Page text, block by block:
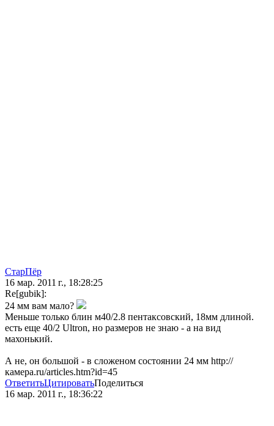
СтарПёр
16 мар. 2011 г., 18:28:25
Re[gubik]:
24 мм вам мало?
Меньше только блин м40/2.8 пентаксовский, 18мм длиной.
есть еще 40/2 Ultron, но размеров не знаю - а на вид
махонький.
А не, он большой - в сложеном состоянии 24 мм http://
камера.ru/articles.htm?id=45
ОтветитьЦитироватьПоделиться
16 мар. 2011 г., 18:36:22